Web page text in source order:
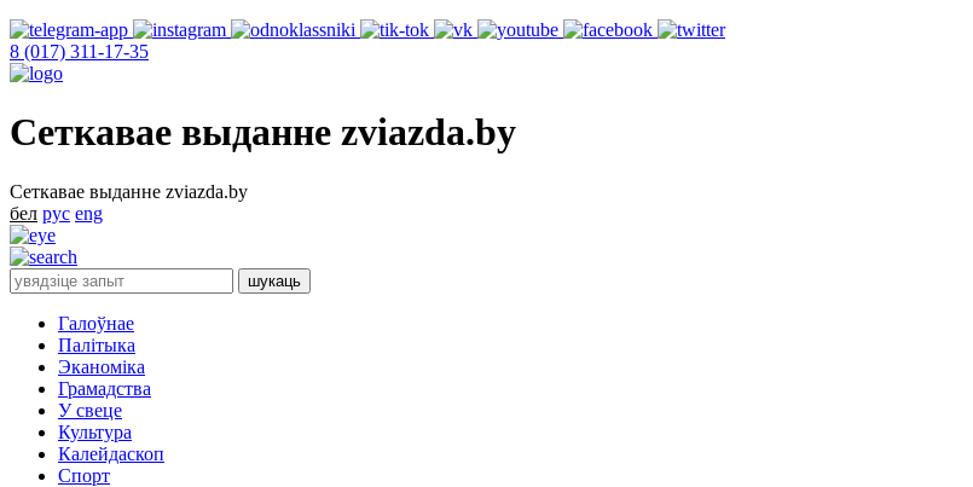
8 (017) 311-17-35
Сеткавае выданне zviazda.by
Сеткавае выданне zviazda.by
бел рус eng
Галоўнае
Палітыка
Эканоміка
Грамадства
У свеце
Культура
Калейдаскоп
Спорт